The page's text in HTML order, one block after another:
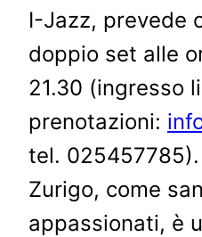
I-Jazz, prevede
doppio set alle
21.30 (ingresso
prenotazioni:
tel. 025457785).
Zurigo, come
appassionati, è